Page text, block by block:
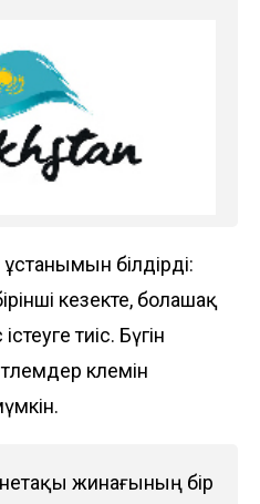
ұстанымын білдірді:
кезекте, болашақ
тиіс. Бүгін
көлемін
жинағының бір